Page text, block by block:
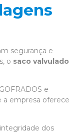
segurança e
o saco valvulado
e
a empresa oferece
dos